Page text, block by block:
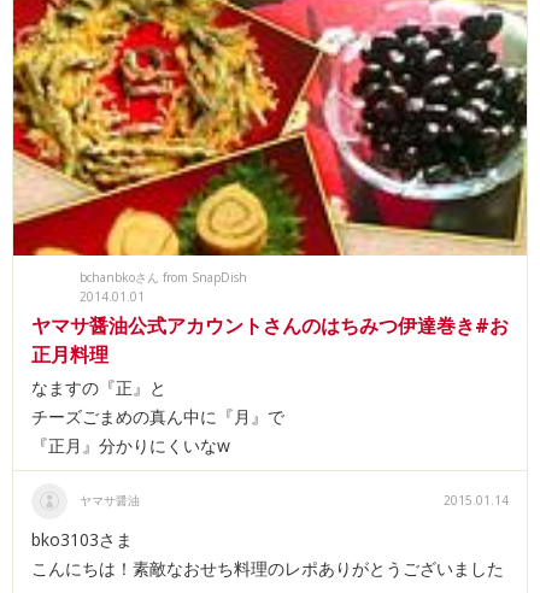
bchanbkoさん from SnapDish
2014.01.01
ヤマサ醤油公式アカウントさんのはちみつ伊達巻き#お
正月料理
なますの『正』と
チーズごまめの真ん中に『月』で
『正月』分かりにくいなw
ヤマサ醤油 2015.01.14
bko3103さま
こんにちは！素敵なおせち料理のレポありがとうございました